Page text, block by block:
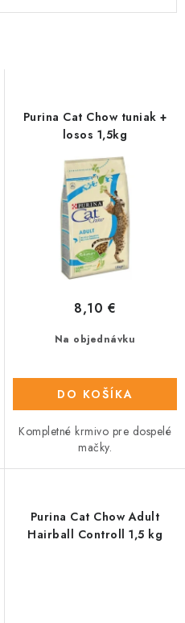
Purina Cat Chow tuniak +
losos 1,5kg
Na objednávku
8,10 €
DO KOŠÍKA
Kompletné krmivo pre dospelé
mačky.
Purina Cat Chow Adult
Hairball Controll 1,5 kg